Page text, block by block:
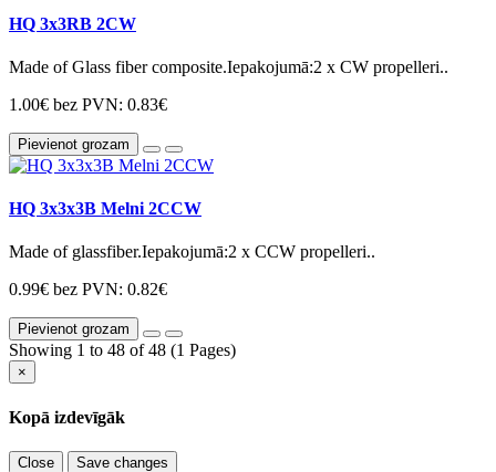
HQ 3x3RB 2CW
Made of Glass fiber composite.Iepakojumā:2 x CW propelleri..
1.00€ bez PVN: 0.83€
Pievienot grozam
HQ 3x3x3B Melni 2CCW
Made of glassfiber.Iepakojumā:2 x CCW propelleri..
0.99€ bez PVN: 0.82€
Pievienot grozam
Showing 1 to 48 of 48 (1 Pages)
×
Kopā izdevīgāk
Close Save changes